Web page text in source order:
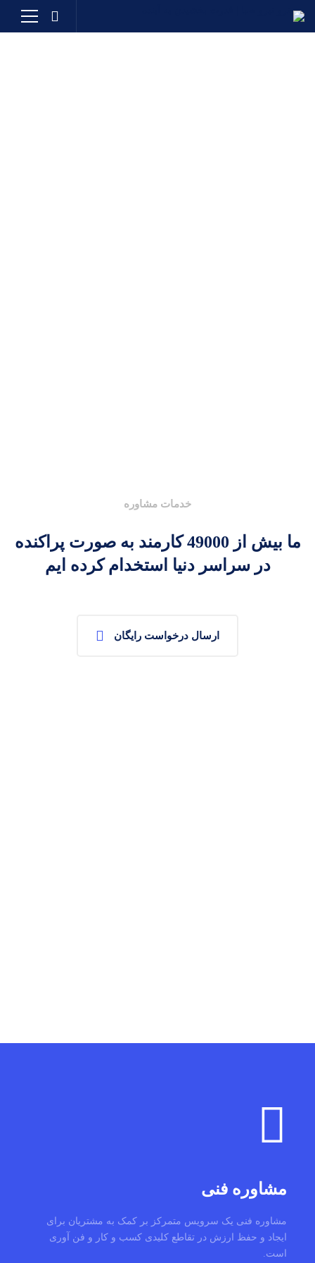
خدمات مشاوره
ما بیش از 49000 کارمند به صورت پراکنده
در سراسر دنیا استخدام کرده ایم
ارسال درخواست رایگان
مشاوره فنی
مشاوره فنی یک سرویس متمرکز بر کمک به مشتریان برای
ایجاد و حفظ ارزش در تقاطع کلیدی کسب و کار و فن آوری
است.